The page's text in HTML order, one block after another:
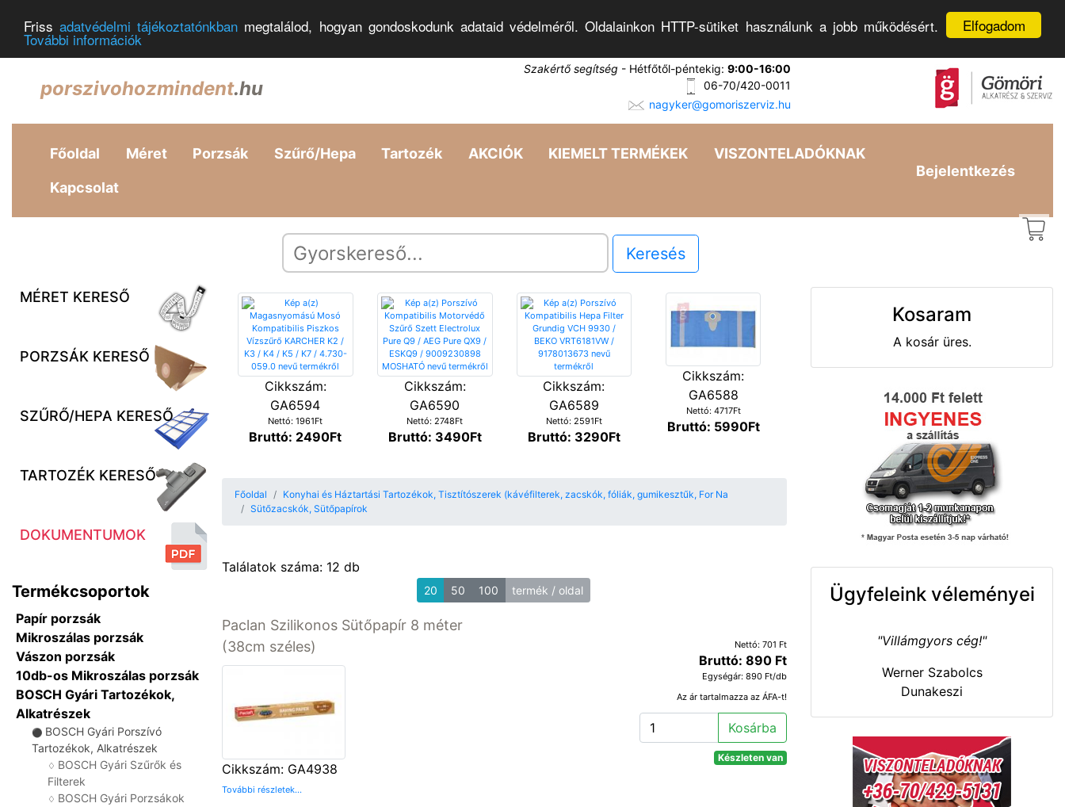
Elfogadom
Frissadatvédelmi tájékoztatónkban megtalálod, hogyan gondoskodunk adataid védelméről. Oldalainkon HTTP-sütiket használunk a jobb működésért.
További információk
porszivohozmindent.hu
Szakértő segítség - Hétfőtől-péntekig: 9:00-16:00
06-70/420-0011
nagyker@gomoriszerviz.hu
Főoldal Méret Porzsák Szűrő/Hepa Tartozék AKCIÓK KIEMELT TERMÉKEK VISZONTELADÓKNAK
Kapcsolat
Bejelentkezés
Keresés
MÉRET KERESŐ
PORZSÁK KERESŐ
SZŰRŐ/HEPA KERESŐ
TARTOZÉK KERESŐ
DOKUMENTUMOK
Termékcsoportok
Papír porzsák
Mikroszálas porzsák
Vászon porzsák
10db-os Mikroszálas porzsák
BOSCH Gyári Tartozékok,
Alkatrészek
⚫ BOSCH Gyári Porszívó
Tartozékok, Alkatrészek
♢ BOSCH Gyári Szűrők és
Filterek
♢ BOSCH Gyári Porzsákok
Cikkszám:
GA6594
Nettó: 1961Ft
Bruttó: 2490Ft
Cikkszám:
GA6590
Nettó: 2748Ft
Bruttó: 3490Ft
Cikkszám:
GA6589
Nettó: 2591Ft
Bruttó: 3290Ft
Cikkszám:
GA6588
Nettó: 4717Ft
Bruttó: 5990Ft
Főoldal
Konyhai és Háztartási Tartozékok, Tisztítószerek (kávéfilterek, zacskók, fóliák, gumikesztűk, For Na
Sütőzacskók, Sütőpapírok
Találatok száma: 12 db
20 50 100 termék / oldal
Paclan Szilikonos Sütőpapír 8 méter
(38cm széles)
Cikkszám: GA4938
További részletek...
Nettó: 701 Ft
Bruttó: 890 Ft
Egységár: 890 Ft/db
Az ár tartalmazza az ÁFA-t!
Kosárba
Készleten van
Kosaram
A kosár üres.
Ügyfeleink véleményei
"Villámgyors cég!"
Werner Szabolcs
Dunakeszi